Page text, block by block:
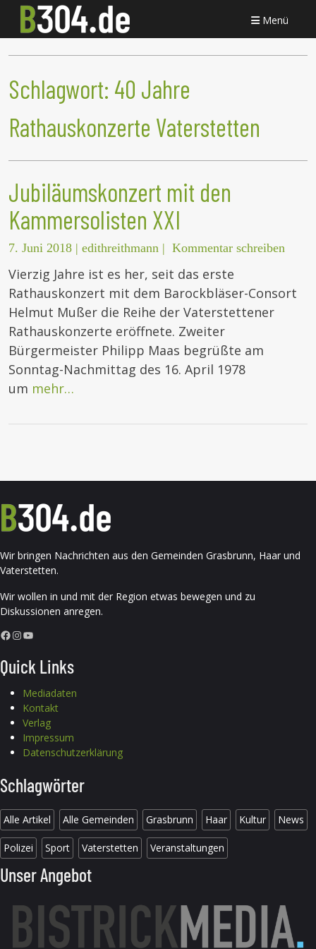
Menü
Schlagwort: 40 Jahre
Rathauskonzerte Vaterstetten
Jubiläumskonzert mit den
Kammersolisten XXI
7. Juni 2018 | edithreithmann | Kommentar schreiben
Vierzig Jahre ist es her, seit das erste
Rathauskonzert mit dem Barockbläser-Consort
Helmut Mußer die Reihe der Vaterstettener
Rathauskonzerte eröffnete. Zweiter
Bürgermeister Philipp Maas begrüßte am
Sonntag-Nachmittag des 16. April 1978
um mehr…
Wir bringen Nachrichten aus den Gemeinden Grasbrunn, Haar und
Vaterstetten.
Wir wollen in und mit der Region etwas bewegen und zu
Diskussionen anregen.
Facebook InstagramYouTube
Quick Links
Mediadaten
Kontakt
Verlag
Impressum
Datenschutzerklärung
Schlagwörter
Alle Artikel Alle Gemeinden Grasbrunn Haar Kultur News
Polizei Sport Vaterstetten Veranstaltungen
Unser Angebot